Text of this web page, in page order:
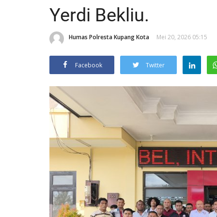
Yerdi Bekliu.
Humas Polresta Kupang Kota Mei 20, 2026 05:15
Facebook Twitter